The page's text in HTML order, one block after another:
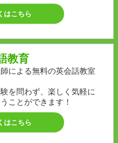
はこちら
教育
による無料の英会話教室
を問わず、楽しく気軽に
ことができます！
はこちら